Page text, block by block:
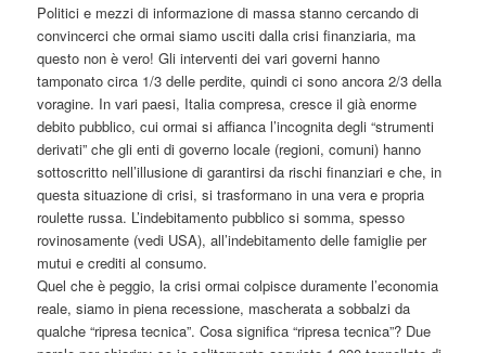
Politici e mezzi di informazione di massa stanno cercando di
convincerci che ormai siamo usciti dalla crisi finanziaria, ma
questo non è vero! Gli interventi dei vari governi hanno
tamponato circa 1/3 delle perdite, quindi ci sono ancora 2/3 della
voragine. In vari paesi, Italia compresa, cresce il già enorme
debito pubblico, cui ormai si affianca l’incognita degli “strumenti
derivati” che gli enti di governo locale (regioni, comuni) hanno
sottoscritto nell’illusione di garantirsi da rischi finanziari e che, in
questa situazione di crisi, si trasformano in una vera e propria
roulette russa. L’indebitamento pubblico si somma, spesso
rovinosamente (vedi USA), all’indebitamento delle famiglie per
mutui e crediti al consumo.
Quel che è peggio, la crisi ormai colpisce duramente l’economia
reale, siamo in piena recessione, mascherata a sobbalzi da
qualche “ripresa tecnica”. Cosa significa “ripresa tecnica”? Due